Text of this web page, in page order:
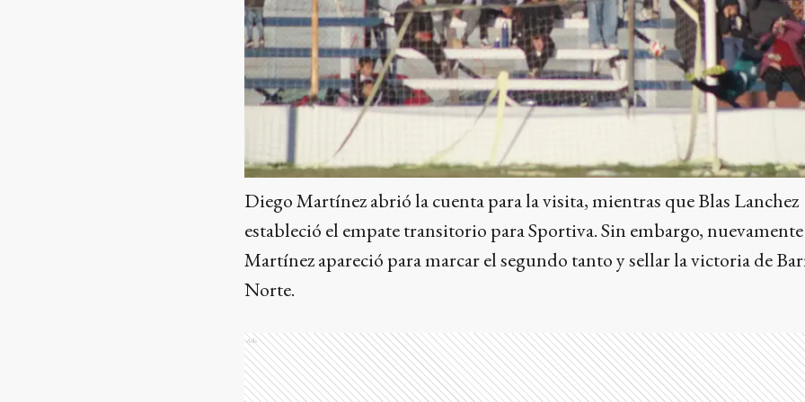
Diego Martínez abrió la cuenta para la visita, mientras que Blas Lanchez
estableció el empate transitorio para Sportiva. Sin embargo, nuevamente
Martínez apareció para marcar el segundo tanto y sellar la victoria de
Norte.
Ads